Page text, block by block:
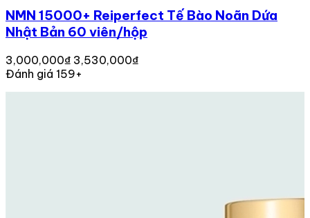
NMN 15000+ Reiperfect Tế Bào Noãn Dứa
Nhật Bản 60 viên/hộp
3,000,000₫ 3,530,000₫
Đánh giá 159+